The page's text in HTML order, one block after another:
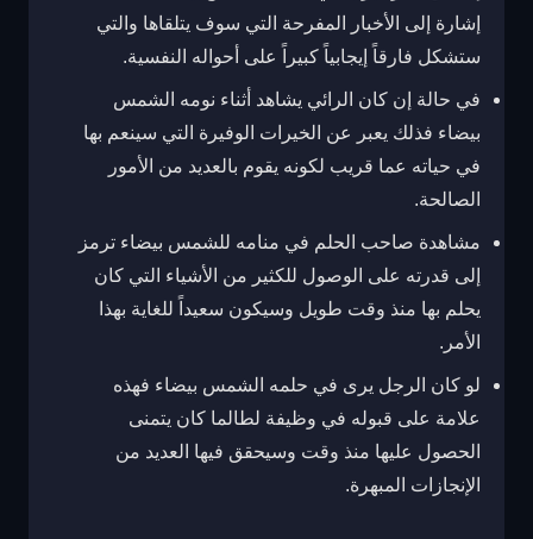
إشارة إلى الأخبار المفرحة التي سوف يتلقاها والتي
ستشكل فارقاً إيجابياً كبيراً على أحواله النفسية.
في حالة إن كان الرائي يشاهد أثناء نومه الشمس
بيضاء فذلك يعبر عن الخيرات الوفيرة التي سينعم بها
في حياته عما قريب لكونه يقوم بالعديد من الأمور
الصالحة.
مشاهدة صاحب الحلم في منامه للشمس بيضاء ترمز
إلى قدرته على الوصول للكثير من الأشياء التي كان
يحلم بها منذ وقت طويل وسيكون سعيداً للغاية بهذا
الأمر.
لو كان الرجل يرى في حلمه الشمس بيضاء فهذه
علامة على قبوله في وظيفة لطالما كان يتمنى
الحصول عليها منذ وقت وسيحقق فيها العديد من
الإنجازات المبهرة.